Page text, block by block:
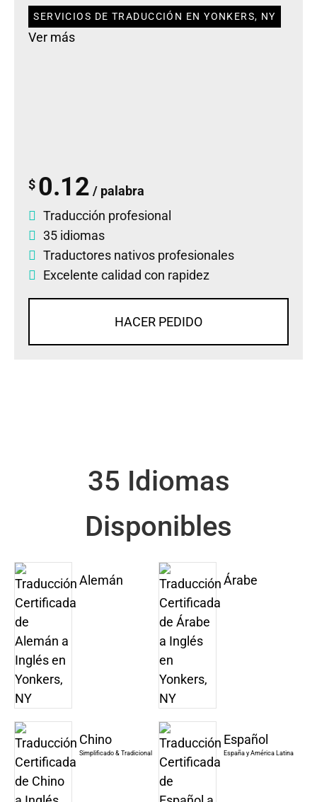
SERVICIOS DE TRADUCCIÓN EN YONKERS, NY
Ver más
$ 0.12 / palabra
Traducción profesional
35 idiomas
Traductores nativos profesionales
Excelente calidad con rapidez
HACER PEDIDO
35 Idiomas
Disponibles
Alemán Árabe
Chino
Simplificado & Tradicional
Español
España y América Latina